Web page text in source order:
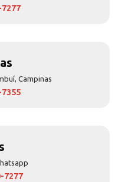
7277
Campinas
7355
7277